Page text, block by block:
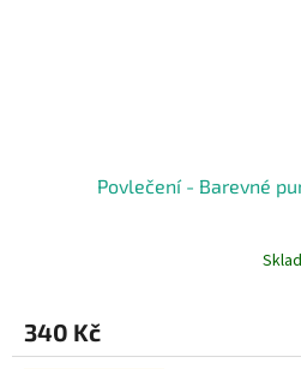
Povlečení - Barevné
340 Kč